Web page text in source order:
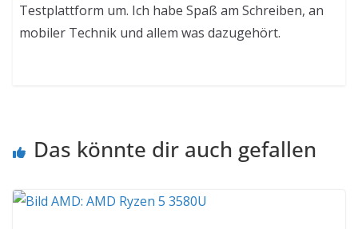
Testplattform um. Ich habe Spaß am Schreiben, an
mobiler Technik und allem was dazugehört.
Das könnte dir auch gefallen